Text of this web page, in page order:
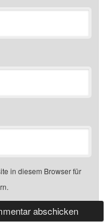
in diesem Browser für